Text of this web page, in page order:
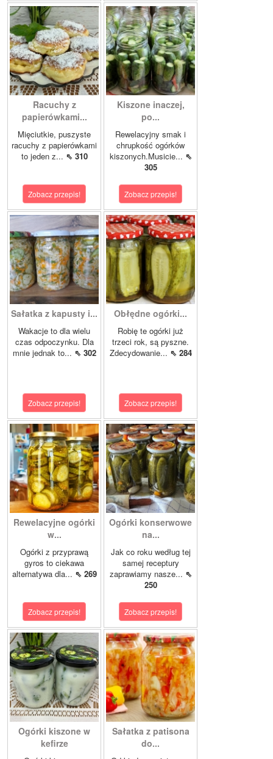
Racuchy z
papierówkami...
Mięciutkie, puszyste
racuchy z papierówkami
to jeden z... ⇖ 310
Zobacz przepis!
Kiszone inaczej,
po...
Rewelacyjny smak i
chrupkość ogórków
kiszonych.Musicie... ⇖
305
Zobacz przepis!
Sałatka z kapusty i...
Wakacje to dla wielu
czas odpoczynku. Dla
mnie jednak to... ⇖ 302
Zobacz przepis!
Obłędne ogórki...
Robię te ogórki już
trzeci rok, są pyszne.
Zdecydowanie... ⇖ 284
Zobacz przepis!
Rewelacyjne ogórki
w...
Ogórki z przyprawą
gyros to ciekawa
alternatywa dla... ⇖ 269
Zobacz przepis!
Ogórki konserwowe
na...
Jak co roku według tej
samej receptury
zaprawiamy nasze... ⇖
250
Zobacz przepis!
Ogórki kiszone w
kefirze
Sałatka z patisona
do...